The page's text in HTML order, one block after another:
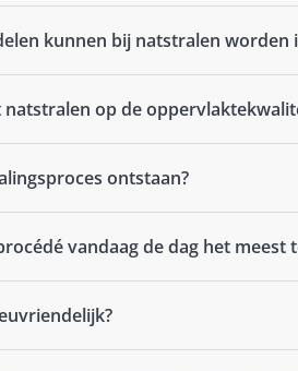
kunnen bij natstralen worden
op de
ontstaan?
vandaag de dag het meest